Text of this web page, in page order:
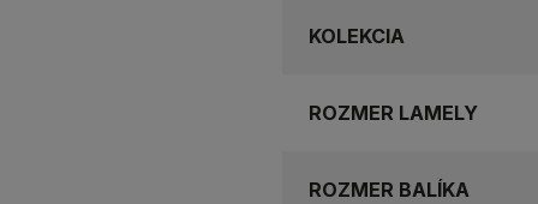
KOLEKCIA
ROZMER LAMELY
ROZMER BALÍKA